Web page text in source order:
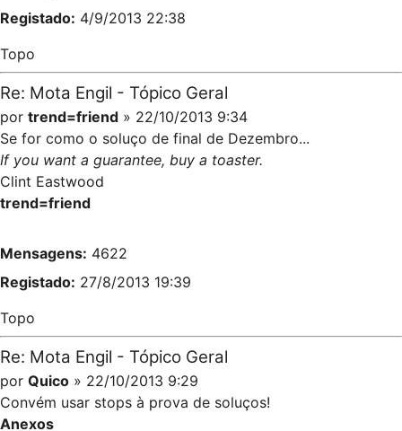
Registado: 4/9/2013 22:38
Topo
Re: Mota Engil - Tópico Geral
por trend=friend » 22/10/2013 9:34
Se for como o soluço de final de Dezembro...
If you want a guarantee, buy a toaster.
Clint Eastwood
trend=friend
Mensagens: 4622
Registado: 27/8/2013 19:39
Topo
Re: Mota Engil - Tópico Geral
por Quico » 22/10/2013 9:29
Convém usar stops à prova de soluços!
Anexos